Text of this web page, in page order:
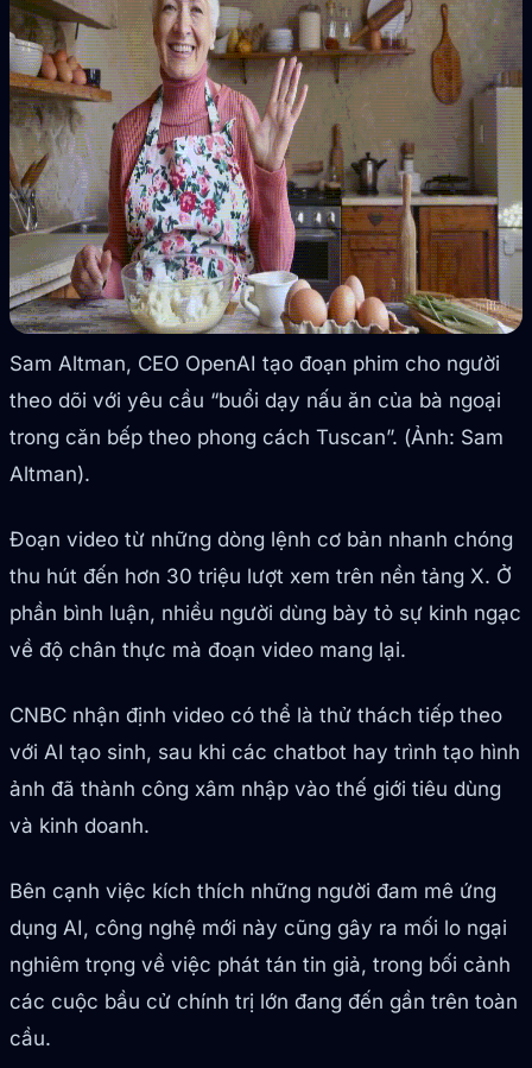
Sam Altman, CEO OpenAI tạo đoạn phim cho người
theo dõi với yêu cầu “buổi dạy nấu ăn của bà ngoại
trong căn bếp theo phong cách Tuscan”. (Ảnh: Sam
Altman).
Đoạn video từ những dòng lệnh cơ bản nhanh chóng
thu hút đến hơn 30 triệu lượt xem trên nền tảng X. Ở
phần bình luận, nhiều người dùng bày tỏ sự kinh ngạc
về độ chân thực mà đoạn video mang lại.
CNBC nhận định video có thể là thử thách tiếp theo
với AI tạo sinh, sau khi các chatbot hay trình tạo hình
ảnh đã thành công xâm nhập vào thế giới tiêu dùng
và kinh doanh.
Bên cạnh việc kích thích những người đam mê ứng
dụng AI, công nghệ mới này cũng gây ra mối lo ngại
nghiêm trọng về việc phát tán tin giả, trong bối cảnh
các cuộc bầu cử chính trị lớn đang đến gần trên toàn
cầu.